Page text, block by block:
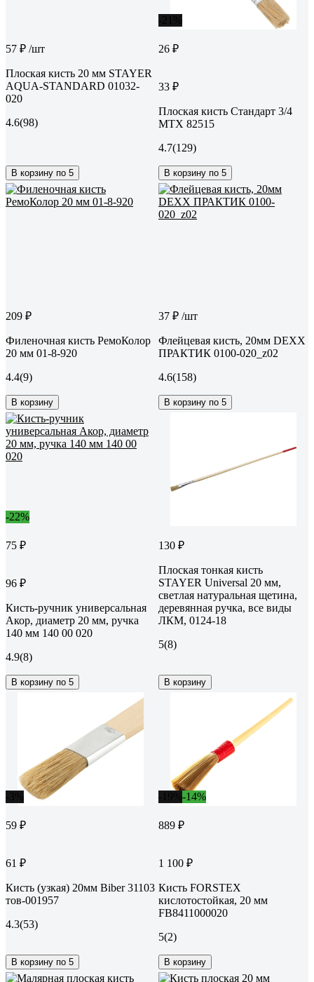
57 ₽ /шт
Плоская кисть 20 мм STAYER
AQUA-STANDARD 01032-
020
4.6(98)
В корзину по 5
26 ₽
33 ₽
Плоская кисть Стандарт 3/4
MTX 82515
4.7(129)
В корзину по 5
209 ₽
Филеночная кисть РемоКолор
20 мм 01-8-920
4.4(9)
В корзину
37 ₽ /шт
Флейцевая кисть, 20мм DEXX
ПРАКТИК 0100-020_z02
4.6(158)
В корзину по 5
-22%
75 ₽
96 ₽
Кисть-ручник универсальная
Акор, диаметр 20 мм, ручка
140 мм 140 00 020
4.9(8)
В корзину по 5
130 ₽
Плоская тонкая кисть
STAYER Universal 20 мм,
светлая натуральная щетина,
деревянная ручка, все виды
ЛКМ, 0124-18
5(8)
В корзину
59 ₽
61 ₽
Кисть (узкая) 20мм Biber 31103
тов-001957
4.3(53)
В корзину по 5
-14%
889 ₽
1 100 ₽
Кисть FORSTEX
кислотостойкая, 20 мм
FB8411000020
5(2)
В корзину